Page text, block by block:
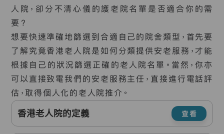
人院，卻分不清心儀的護老院名單是否適合你的需
要？
想要快速準確地篩選到合適自己的院舍類型，首先要
了解究竟香港老人院是如何分類提供安老服務，才能
根據自己的狀況篩選正確的老人院名單。當然，你亦
可以直接致電我們的安老服務主任，直接進行電話評
估，取得個人化的老人院推介。
香港老人院的定義 查看